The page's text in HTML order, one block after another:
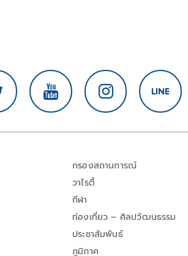
กรองสถานการณ์
วาไรตี้
กีฬา
ท่องเที่ยว – ศิลปวัฒนธรรม
ประชาสัมพันธ์
ภูมิภาค